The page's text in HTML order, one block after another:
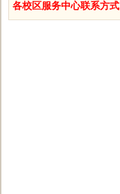
各校区服务中心联系方式